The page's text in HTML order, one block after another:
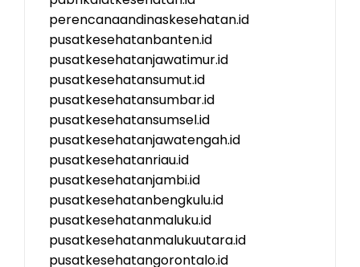
perencanaandinaskesehatan.id
pusatkesehatanbanten.id
pusatkesehatanjawatimur.id
pusatkesehatansumut.id
pusatkesehatansumbar.id
pusatkesehatansumsel.id
pusatkesehatanjawatengah.id
pusatkesehatanriau.id
pusatkesehatanjambi.id
pusatkesehatanbengkulu.id
pusatkesehatanmaluku.id
pusatkesehatanmalukuutara.id
pusatkesehatangorontalo.id